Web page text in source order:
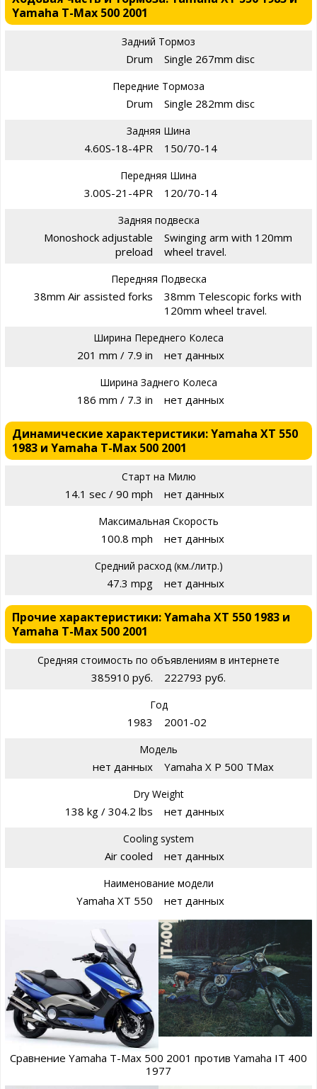
Yamaha T-Max 500 2001
Задний Тормоз
Drum Single 267mm disc
Передние Тормоза
Drum Single 282mm disc
Задняя Шина
4.60S-18-4PR 150/70-14
Передняя Шина
3.00S-21-4PR 120/70-14
Задняя подвеска
Monoshock adjustable
preload
Swinging arm with 120mm
wheel travel.
Передняя Подвеска
38mm Air assisted forks
38mm Telescopic forks with
120mm wheel travel.
Ширина Переднего Колеса
201 mm / 7.9 in нет данных
Ширина Заднего Колеса
186 mm / 7.3 in нет данных
Динамические характеристики: Yamaha XT 550
1983 и Yamaha T-Max 500 2001
Старт на Милю
14.1 sec / 90 mph нет данных
Максимальная Скорость
100.8 mph нет данных
Средний расход (км./литр.)
47.3 mpg нет данных
Прочие характеристики: Yamaha XT 550 1983 и
Yamaha T-Max 500 2001
Средняя стоимость по объявлениям в интернете
385910 руб. 222793 руб.
Год
1983 2001-02
Модель
нет данных Yamaha X P 500 TMax
Dry Weight
138 kg / 304.2 lbs нет данных
Cooling system
Air cooled нет данных
Наименование модели
Yamaha XT 550 нет данных
Сравнение Yamaha T-Max 500 2001 против Yamaha IT 400
1977